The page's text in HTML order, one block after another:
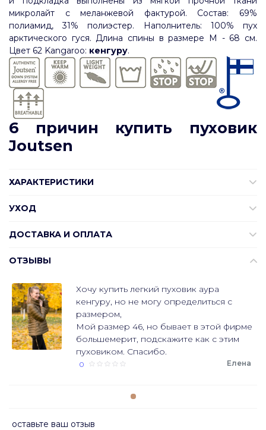
микролайт с меланжевой фактурой. Состав: 69%
полиамид, 31% полиэстер. Наполнитель: 100% пух
арктического гуся. Длина спины в размере М - 68 см.
Цвет 62 Kangaroo: кенгуру.
6 причин купить пуховик
Joutsen
ХАРАКТЕРИСТИКИ
УХОД
ДОСТАВКА И ОПЛАТА
ОТЗЫВЫ
Хочу купить легкий пуховик аура
кенгуру, но не могу определиться с
размером,
Мой размер 46, но бывает в этой фирме
большемерит, подскажите как с этим
пуховиком. Спасибо.
0 Елена
оставьте ваш отзыв